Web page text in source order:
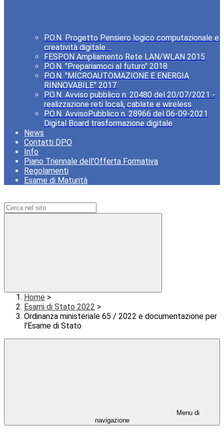
P.O.N. Progetto Pensiero logico computazionale e
creatività digitale ...
FESPON Ampliamento Rete LAN/WLAN 2015
P.O.N. "Prepariamoci al futuro" 2018
P.O.N. "MICROAUTOMAZIONE E ENERGIA
RINNOVABILE" 2017
P.O.N. Avviso pubblico n. 20480 del 20/07/2021 -
realizzazione reti locali, cablate e wireless
P.O.N. AvvisoPubblico n. 28966 del 06-09-2021
Digital Board trasformazione digitale
News
Contatti DPO
Info
Piano Triennale dell'Offerta Formativa
Regolamenti
Esame di Maturità
Home >
Esami di Stato 2022 >
Ordinanza ministeriale 65 / 2022 e documentazione per
l'Esame di Stato
Menu di
navigazione